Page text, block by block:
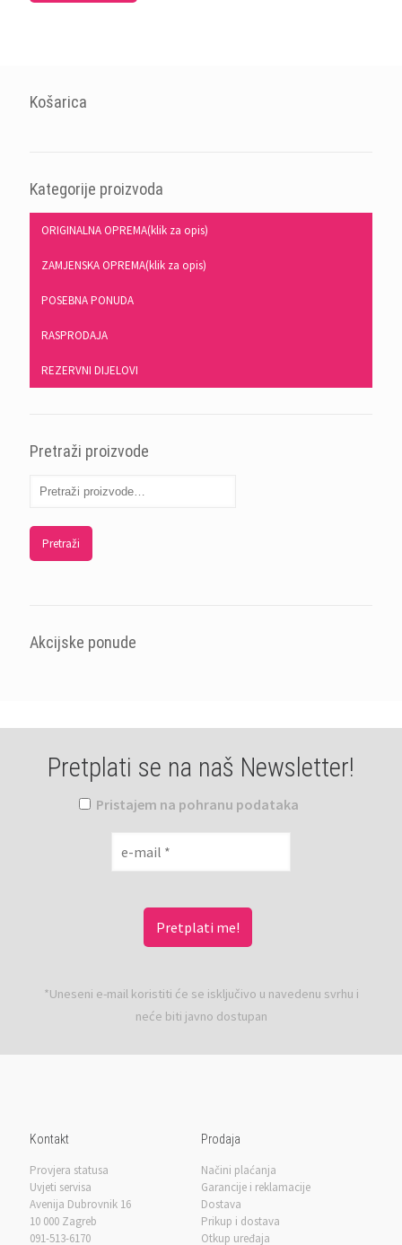
Košarica
Kategorije proizvoda
ORIGINALNA OPREMA(klik za opis)
ZAMJENSKA OPREMA(klik za opis)
POSEBNA PONUDA
RASPRODAJA
REZERVNI DIJELOVI
Pretraži proizvode
Pretraži
Akcijske ponude
Pretplati se na naš Newsletter!
Pristajem na pohranu podataka
*Uneseni e-mail koristiti će se isključivo u navedenu svrhu i
neće biti javno dostupan
Kontakt
Provjera statusa
Uvjeti servisa
Avenija Dubrovnik 16
10 000 Zagreb
091-513-6170
Prodaja
Načini plaćanja
Garancije i reklamacije
Dostava
Prikup i dostava
Otkup uređaja